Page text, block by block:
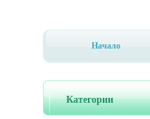
Начало
Категории